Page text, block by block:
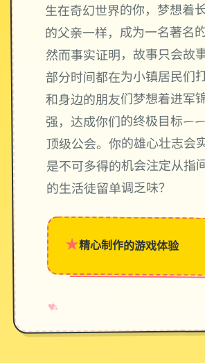
生在奇幻世界的你，梦想着
的父亲一样，成为一名著名
然而事实证明，故事只会
部分时间都在为小镇居民们
和身边的朋友们梦想着进军
强，达成你们的终极目标
顶级公会。你的雄心壮志会
是不可多得的机会注定从指
的生活徒留单调乏味？
★精心制作的游戏体验
♥
✧
→